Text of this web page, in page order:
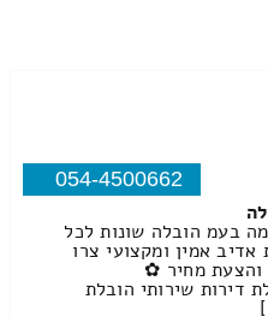
054-4500662
בעמ הובלה שונות לכל
אמין ומקצועי צרו
והצעת מחיר ✿
דירות שירותי הובלת